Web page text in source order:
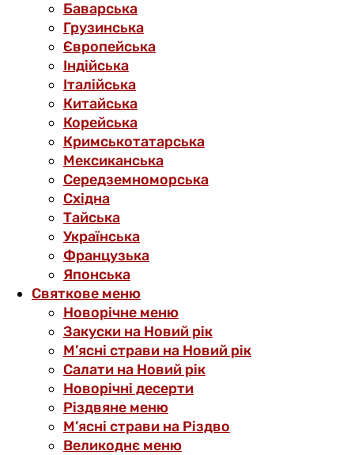
Баварська
Грузинська
Європейська
Індійська
Італійська
Китайська
Корейська
Кримськотатарська
Мексиканська
Середземноморська
Східна
Тайська
Українська
Французька
Японська
Святкове меню
Новорічне меню
Закуски на Новий рік
М’ясні страви на Новий рік
Салати на Новий рік
Новорічні десерти
Різдвяне меню
М’ясні страви на Різдво
Великоднє меню